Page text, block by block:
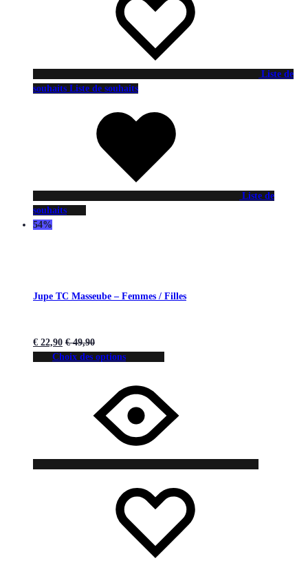
Liste de
souhaits Liste de souhaits
Liste de
souhaits
54%
Jupe TC Masseube – Femmes / Filles
€ 22,90 €49,90
Choix des options